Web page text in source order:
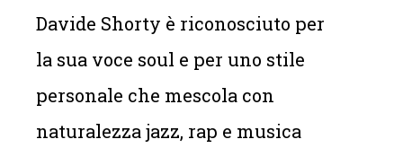
Davide Shorty è riconosciuto per
la sua voce soul e per uno stile
personale che mescola con
naturalezza jazz, rap e musica